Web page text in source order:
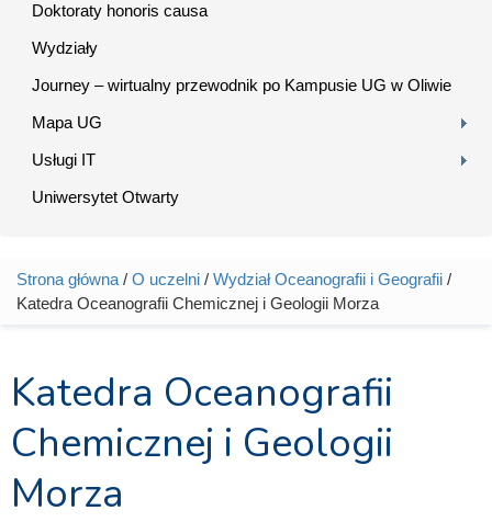
Doktoraty honoris causa
Wydziały
Journey – wirtualny przewodnik po Kampusie UG w Oliwie
Mapa UG
Usługi IT
Uniwersytet Otwarty
Jesteś tutaj
Strona główna / O uczelni / Wydział Oceanografii i Geografii /
Katedra Oceanografii Chemicznej i Geologii Morza
Katedra Oceanografii
Chemicznej i Geologii
Morza